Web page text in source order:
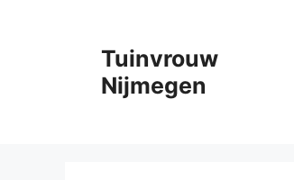
Tuinvrouw
Nijmegen